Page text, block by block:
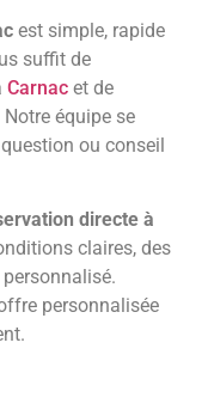
est simple, rapide
suffit de
Carnac et de
Notre équipe se
ou conseil
directe à
claires, des
personnalisée